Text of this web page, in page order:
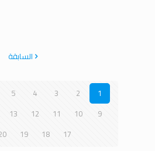
السابقة
1
2
3
4
5
9
10
11
12
13
17
18
19